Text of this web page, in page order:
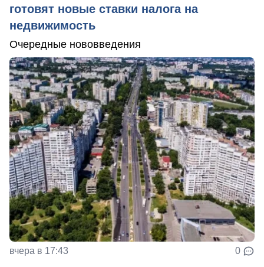
готовят новые ставки налога на
недвижимость
Очередные нововведения
вчера в 17:43 0